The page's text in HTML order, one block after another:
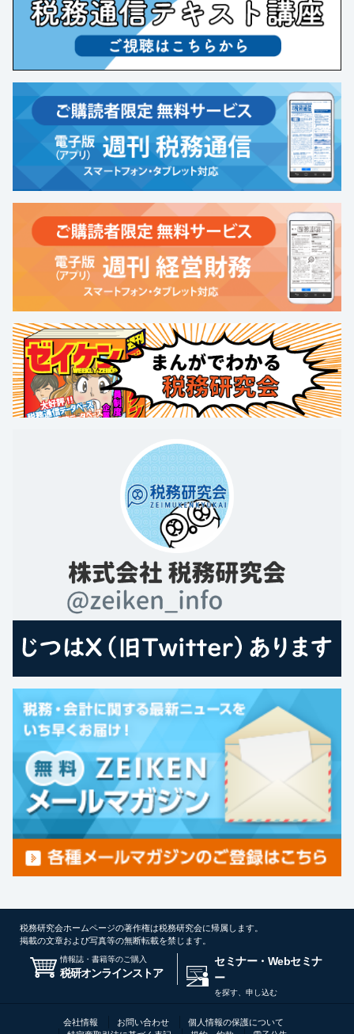
税務研究会ホームページの著作権は税務研究会に帰属します。
掲載の文章および写真等の無断転載を禁じます。
情報誌・書籍等のご購入
税研オンラインストア
セミナー・Webセミナ
ー
を探す、申し込む
会社情報 お問い合わせ
個人情報の保護について